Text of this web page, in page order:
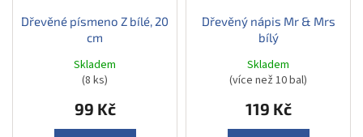
Dřevěné písmeno Z bílé, 20
cm
Skladem
(8 ks)
99 Kč
Dřevěný nápis Mr & Mrs
bílý
Skladem
(více než 10 bal)
119 Kč